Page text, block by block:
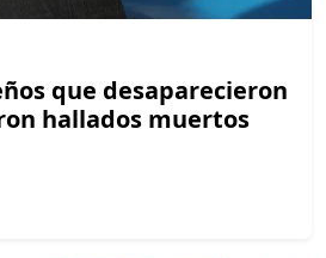
que desaparecieron
hallados muertos